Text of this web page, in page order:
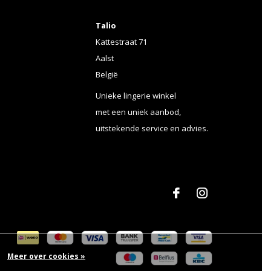
Talio
Kattestraat 71
Aalst
België
Unieke lingerie winkel
met een uniek aanbod,
uitstekende service en advies.
Meer over cookies »